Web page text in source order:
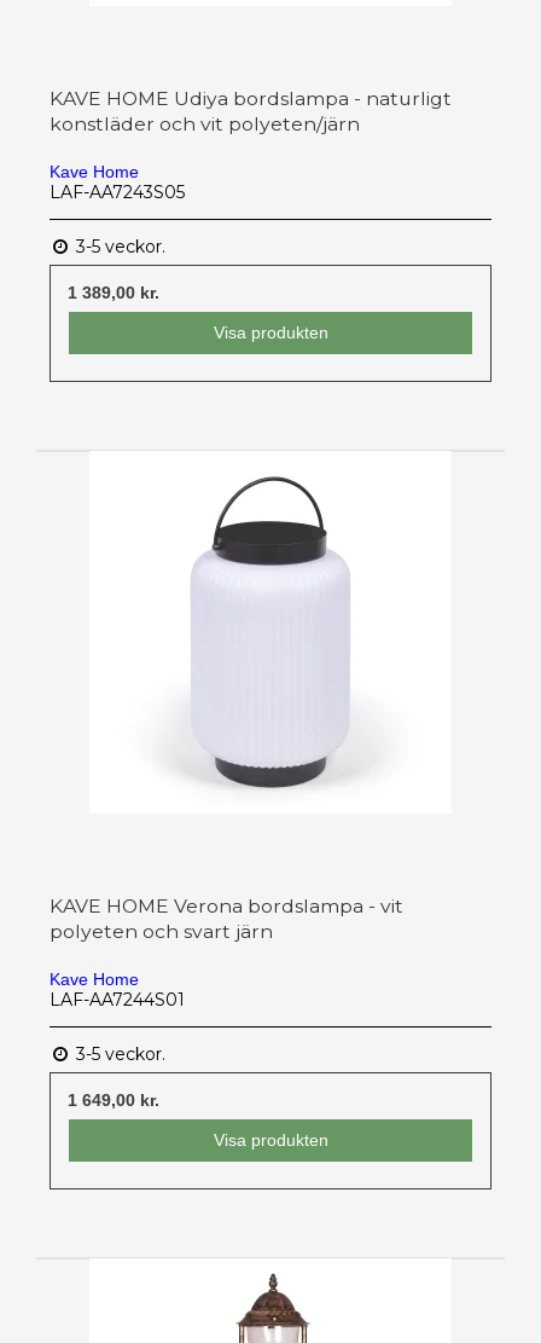
KAVE HOME Udiya bordslampa - naturligt
konstläder och vit polyeten/järn
Kave Home
LAF-AA7243S05
3-5 veckor.
1 389,00 kr.
Visa produkten
KAVE HOME Verona bordslampa - vit
polyeten och svart järn
Kave Home
LAF-AA7244S01
3-5 veckor.
1 649,00 kr.
Visa produkten